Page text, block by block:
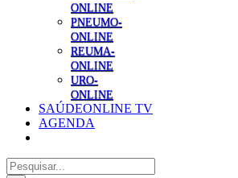
ONLINE
PNEUMO-
ONLINE
REUMA-
ONLINE
URO-
ONLINE
SAÚDEONLINE TV
AGENDA
Pesquisar